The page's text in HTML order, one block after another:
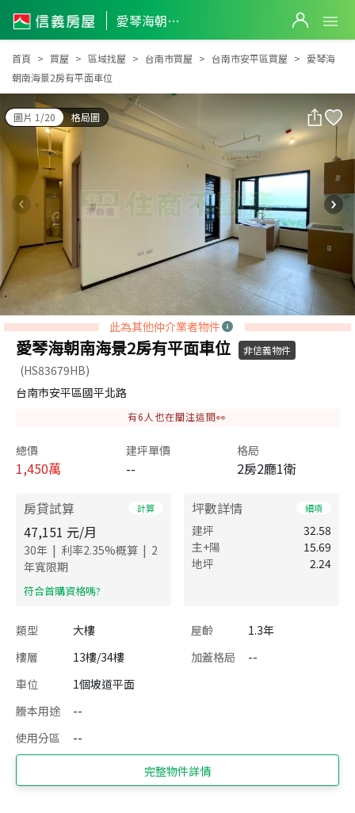
愛琴海朝南海景2房有平面車位
愛琴海朝南海景2房有平面車位
首頁 買屋 區域找屋 台南市買屋 台南市安平區買屋
愛琴海
朝南海景2房有平面車位
圖片 1/20 格局圖
此為其他仲介業者物件
愛琴海朝南海景2房有平面車位 非信義物件
(HS83679HB)
台南市安平區國平北路
有6 人也在關注這間👀
總價
1,450萬
建坪單價
--
格局
2房2廳1衛
房貸試算 計算
47,151 元/月
30年 | 利率2.35%概算 | 2
年寬限期
​符合首購資格嗎?
坪數詳情 細項
建坪
32.58
主+陽
15.69
地坪
2.24
類型 大樓 屋齡
1.3年
樓層
13樓/34樓 加蓋格局
--
車位
1個坡道平面
謄本用途
--
使用分區
--
完整物件詳情